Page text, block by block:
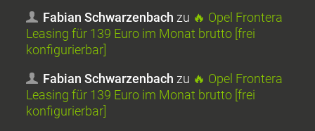
Fabian Schwarzenbach zu 🔥 Opel Frontera
Leasing für 139 Euro im Monat brutto [frei
konfigurierbar]
Fabian Schwarzenbach zu 🔥 Opel Frontera
Leasing für 139 Euro im Monat brutto [frei
konfigurierbar]